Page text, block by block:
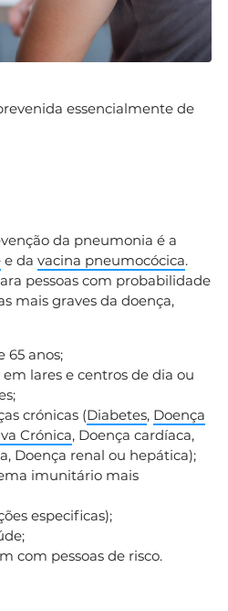
essencialmente de
da pneumonia é a
e da vacina pneumocócica.
pessoas com probabilidade
mais graves da doença,
65 anos;
lares e centros de dia ou
crónicas (Diabetes, Doença
Crónica, Doença cardíaca,
Doença renal ou hepática);
imunitário mais
especificas);
com pessoas de risco.